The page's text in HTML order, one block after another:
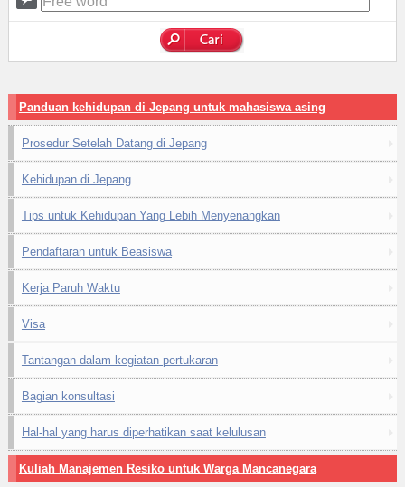
Panduan kehidupan di Jepang untuk mahasiswa asing
Prosedur Setelah Datang di Jepang
Kehidupan di Jepang
Tips untuk Kehidupan Yang Lebih Menyenangkan
Pendaftaran untuk Beasiswa
Kerja Paruh Waktu
Visa
Tantangan dalam kegiatan pertukaran
Bagian konsultasi
Hal-hal yang harus diperhatikan saat kelulusan
Kuliah Manajemen Resiko untuk Warga Mancanegara